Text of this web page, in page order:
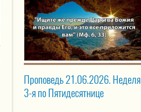
Проповедь 21.06.2026. Неделя
3-я по Пятидесятнице